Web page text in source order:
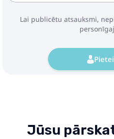
Lai publicētu atsauksmi,
Jūsu